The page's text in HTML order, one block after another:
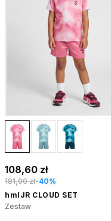
108,60 zł
181,00 zł-40%
hmlJR CLOUD SET
Zestaw